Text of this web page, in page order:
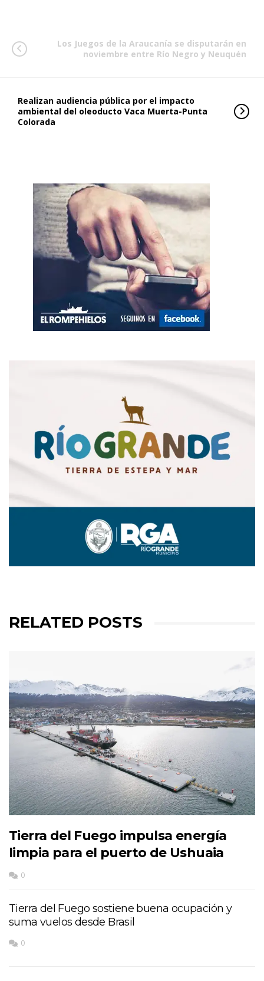
Los Juegos de la Araucanía se disputarán en
noviembre entre Río Negro y Neuquén
Realizan audiencia pública por el impacto
ambiental del oleoducto Vaca Muerta-Punta
Colorada
RELATED POSTS
Tierra del Fuego impulsa energía
limpia para el puerto de Ushuaia
0
Tierra del Fuego sostiene buena ocupación y
suma vuelos desde Brasil
0